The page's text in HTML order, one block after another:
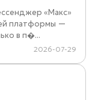
«Макс»
платформы —
в п�...
2026-07-29